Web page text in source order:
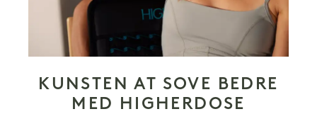
KUNSTEN AT SOVE BEDRE
MED HIGHERDOSE